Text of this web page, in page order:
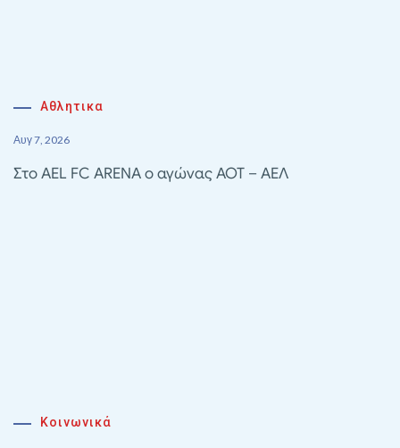
Αθλητικα
Αυγ 7, 2026
Στο AEL FC ARENA ο αγώνας ΑΟΤ – ΑΕΛ
Κοινωνικά